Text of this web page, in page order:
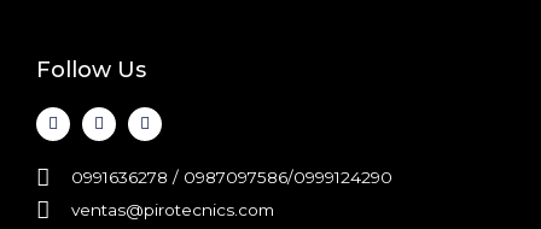
Follow Us
0991636278 / 0987097586/0999124290
ventas@pirotecnics.com​